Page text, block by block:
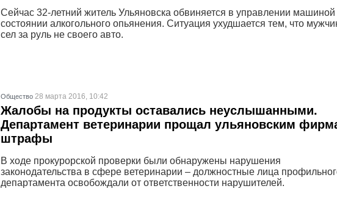
Сейчас 32-летний житель Ульяновска обвиняется в управлении машиной
состоянии алкогольного опьянения. Ситуация ухудшается тем, что
сел за руль не своего авто.
Общество 28 марта 2016, 10:42
Жалобы на продукты оставались неуслышанными.
Департамент ветеринарии прощал ульяновским
штрафы
В ходе прокурорской проверки были обнаружены нарушения
законодательства в сфере ветеринарии – должностные лица
департамента освобождали от ответственности нарушителей.